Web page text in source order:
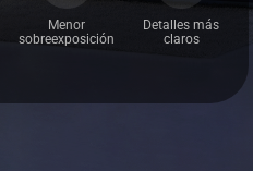
Menor
sobreexposición
Detalles más
claros